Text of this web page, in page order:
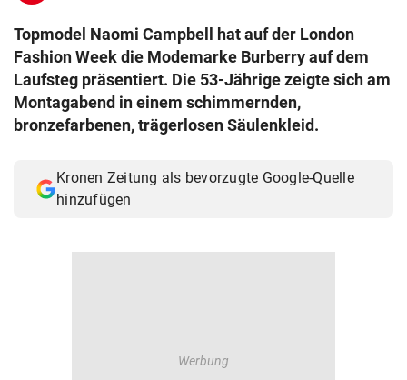
search
eingeben
© Krone Multimedia GmbH & Co KG 2026
Topmodel Naomi Campbell hat auf der London
Fashion Week die Modemarke Burberry auf dem
Laufsteg präsentiert. Die 53-Jährige zeigte sich am
Montagabend in einem schimmernden,
bronzefarbenen, trägerlosen Säulenkleid.
Kronen Zeitung als bevorzugte Google-Quelle
hinzufügen